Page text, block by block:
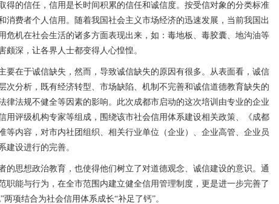
得的信任，信用是长时间积累的信任和诚信度。按受信对象的分类标准
消费者个人信用。随着我国社会主义市场经济的迅速发展，当前我国出
危机在社会生活的诸多方面表现出来，如：毒地板、毒胶囊、地沟油等
深，让各界人士都变得人心惶惶。
要在于诚信缺失，然而，导致诚信缺失的原因有很多。从表面看，诚信
次分析，既有经济转型、市场缺陷、机制不完善和诚信道德教育缺失的
律法规不健全等因素的影响。此次成都市启动的这次培训由专业的企业
用评级机构专家等组成，围绕该市社会信用体系建设相关政策、《成都
等内容，对市内社团组织、相关行业单位（企业）、企业高管、企业员
建设进行的完善。
的思想政治教育，也使得他们树立了对道德观念、诚信建设的意识。通
职能与行为，在全市范围内建立健全信用管理制度，更是进一步完善了
项结合为社会信用体系成长“补足了钙”。